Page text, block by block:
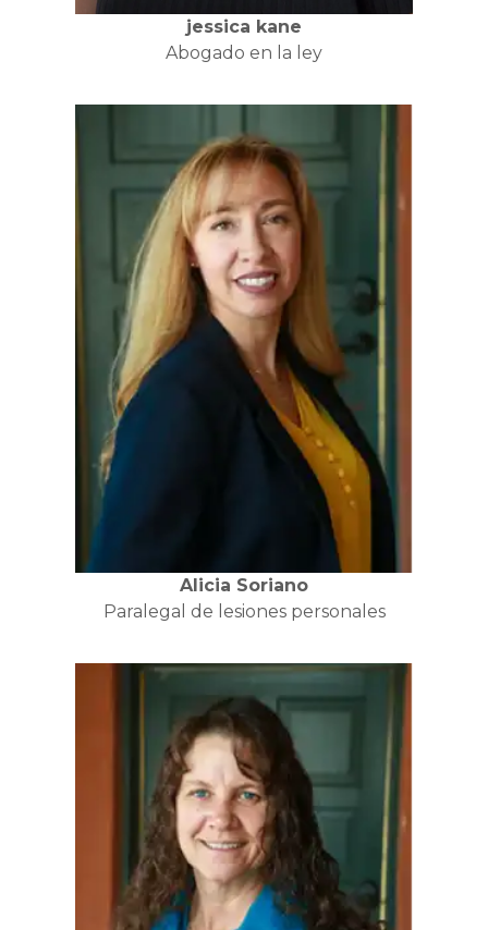
jessica kane
Abogado en la ley
Alicia Soriano
Paralegal de lesiones personales